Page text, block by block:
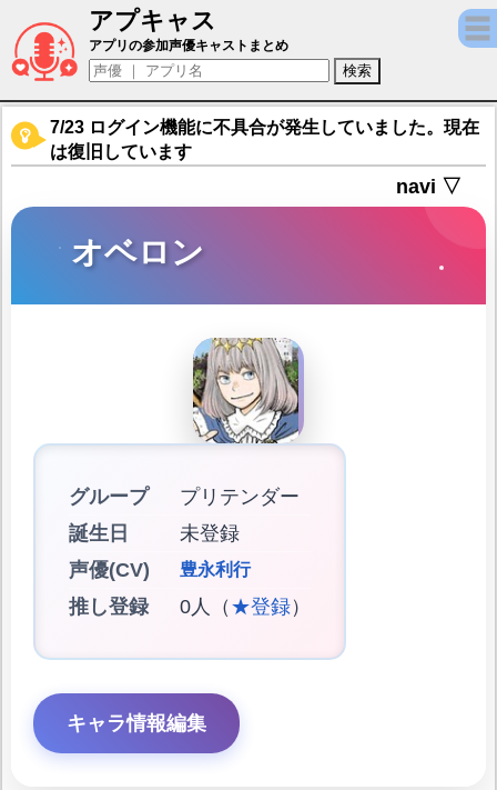
アプキャス
オベロン（声優：豊永利行)【Fate/Grand
アプリの参加声優キャストまとめ
7/23 ログイン機能に不具合が発生していました。現在
は復旧しています
navi ▽
オベロン
グループ
プリテンダー
誕生日
未登録
声優(CV)
豊永利行
推し登録 0人（ ★登録）
キャラ情報編集